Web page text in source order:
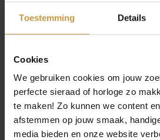
Toestemming Details
Cookies
We gebruiken cookies om jouw
perfecte sieraad of horloge zo
te maken! Zo kunnen we content
afstemmen op jouw smaak,
media bieden en onze website